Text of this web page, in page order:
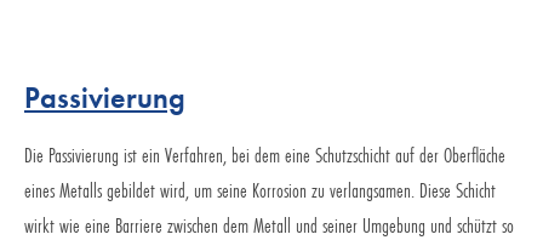
Passivierung
Die Passivierung ist ein Verfahren, bei dem eine Schutzschicht auf der Oberfläche
eines Metalls gebildet wird, um seine Korrosion zu verlangsamen. Diese Schicht
wirkt wie eine Barriere zwischen dem Metall und seiner Umgebung und schützt so